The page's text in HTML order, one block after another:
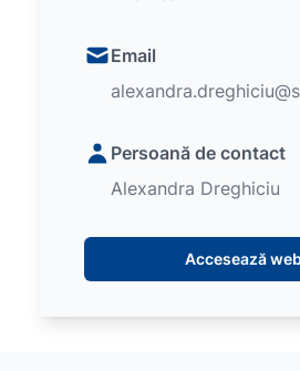
Email
Persoană de contact
Alexandra Dreghiciu
Accesează